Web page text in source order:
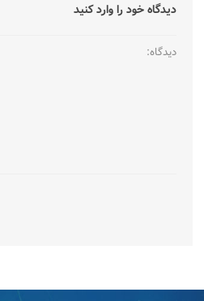
دیدگاه خود را وارد کنید
دیدگاه: